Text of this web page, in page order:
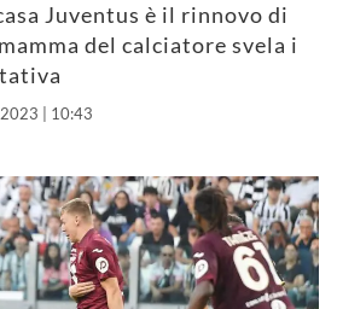
Juventus è il rinnovo di
del calciatore svela i
| 10:43